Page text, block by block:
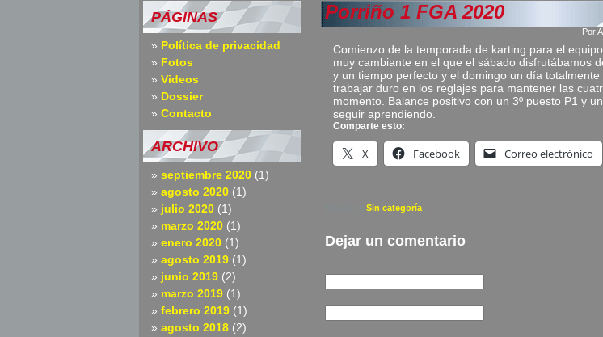
PÁGINAS
Política de privacidad
Fotos
Videos
Dossier
Contacto
ARCHIVO
septiembre 2020 (1)
agosto 2020 (1)
julio 2020 (1)
marzo 2020 (1)
enero 2020 (1)
agosto 2019 (1)
junio 2019 (2)
marzo 2019 (1)
febrero 2019 (1)
agosto 2018 (2)
Porriño 1 FGA 2020
Por
Comienzo de la temporada de karting para el
muy cambiante en el que el sábado disfrutábamos
y un tiempo perfecto y el domingo un día totalmente
trabajar duro en los reglajes para mantener las
momento. Balance positivo con un 3º puesto P1 y
seguir aprendiendo.
Comparte esto:
X Facebook Correo electrónico
Sin categoría
Dejar un comentario